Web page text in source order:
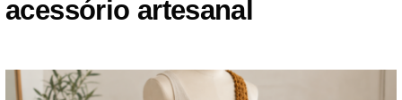
acessório artesanal